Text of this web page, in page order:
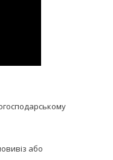
або